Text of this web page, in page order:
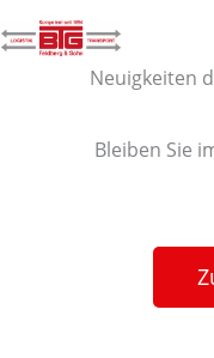
naar
Neuigkeiten
Bleiben Sie